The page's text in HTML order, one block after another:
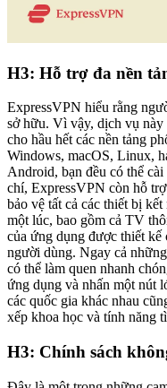
H3: Hỗ trợ đa nền
ExpressVPN hiểu rằng
sở hữu. Vì vậy, dịch vụ này
cho hầu hết các nền tảng
Windows, macOS, Linux,
Android, bạn đều có thể
chí, ExpressVPN còn hỗ
bảo vệ tất cả các thiết bị
một lúc, bao gồm cả TV
của ứng dụng được thiết
người dùng. Ngay cả
có thể làm quen nhanh
ứng dụng và nhấn một nút
các quốc gia khác nhau
xếp khoa học và tính năng
H3: Chính sách